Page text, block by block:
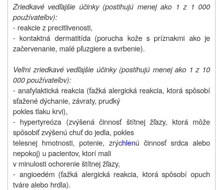
Zriedkavé vedľajšie účinky (postihujú menej ako 1 z 1 000
používateľov):
- reakcie z precitlivenosti,
- kontaktná dermatitída (porucha kože s príznakmi ako je
začervenanie, malé pľuzgiere a svrbenie).
Veľmi zriedkavé vedľajšie účinky (postihujú menej ako 1 z 10
000 používateľov):
- anafylaktická reakcia (ťažká alergická reakcia, ktorá spôsobí
sťažené dýchanie, závraty, prudký
pokles tlaku krvi),
- hypertyreóza (zvýšená činnosť štítnej žľazy, ktorá môže
spôsobiť zvýšenú chuť do jedla, pokles
telesnej hmotnosti, potenie, zrýchlenú činnosť srdca alebo
nepokoj) u pacientov, ktorí mali
v minulosti ochorenie štítnej žľazy,
- angioedém (ťažká alergická reakcia, ktorá spôsobí opuch
tváre alebo hrdla).